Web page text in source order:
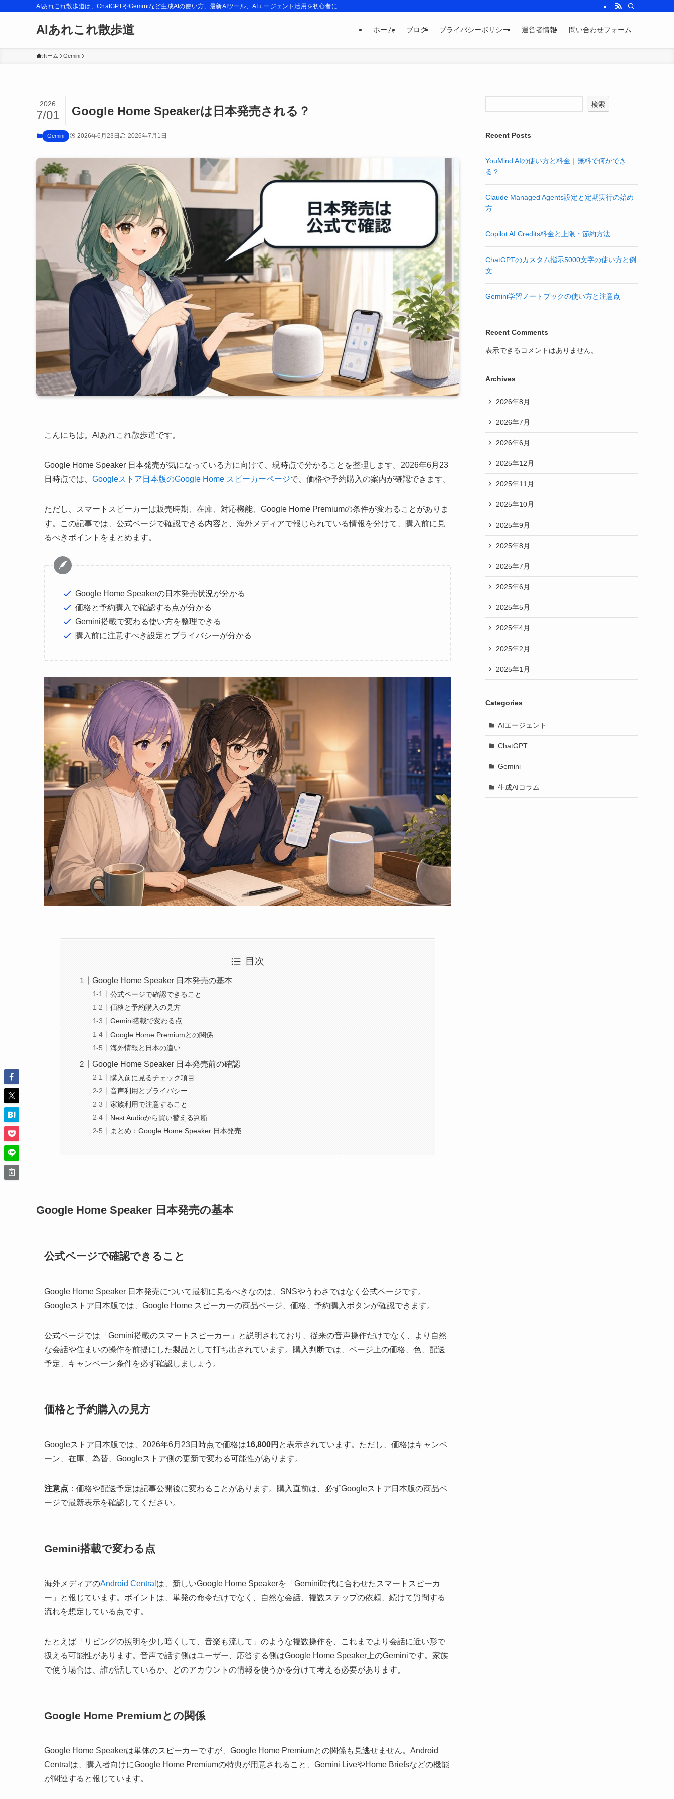
AIあれこれ散歩道は、ChatGPTやGeminiなど生成AIの使い方、最新AIツール、AIエージェント活用を初心者にもわかりやすく解説するブログです。
AIあれこれ散歩道 ホーム ブログ プライバシーポリシー 運営者情報 問い合わせフォーム
ホーム Gemini
Google Home Speakerは日本発売される？
2026
7/01
Gemini 2026年6月23日 2026年7月1日
こんにちは。AIあれこれ散歩道です。
Google Home Speaker 日本発売が気になっている方に向けて、現時点で分かることを整理します。2026年6月23
日時点では、 Googleストア日本版のGoogle Home スピーカーページで、価格や予約購入の案内が確認できます。
ただし、スマートスピーカーは販売時期、在庫、対応機能、Google Home Premiumの条件が変わることがありま
す。この記事では、公式ページで確認できる内容と、海外メディアで報じられている情報を分けて、購入前に見
るべきポイントをまとめます。
Google Home Speakerの日本発売状況が分かる
価格と予約購入で確認する点が分かる
Gemini搭載で変わる使い方を整理できる
購入前に注意すべき設定とプライバシーが分かる
目次
Google Home Speaker 日本発売の基本
公式ページで確認できること
価格と予約購入の見方
Gemini搭載で変わる点
Google Home Premiumとの関係
海外情報と日本の違い
Google Home Speaker 日本発売前の確認
購入前に見るチェック項目
音声利用とプライバシー
家族利用で注意すること
Nest Audioから買い替える判断
まとめ：Google Home Speaker 日本発売
Google Home Speaker 日本発売の基本
公式ページで確認できること
Google Home Speaker 日本発売について最初に見るべきなのは、SNSやうわさではなく公式ページです。
Googleストア日本版では、 Google Home スピーカーの商品ページ、価格、予約購入ボタンが確認できます。
公式ページでは「Gemini搭載のスマートスピーカー」と説明されており、従来の音声操作だけでなく、より自然
な会話や住まいの操作を前提にした製品として打ち出されています。購入判断では、ページ上の価格、色、配送
予定、キャンペーン条件を必ず確認しましょう。
価格と予約購入の見方
Googleストア日本版では、2026年6月23日時点で価格は16,800円 と表示されています。ただし、価格はキャンペ
ーン、在庫、為替、Googleストア側の更新で変わる可能性があります。
注意点 ：価格や配送予定は記事公開後に変わることがあります。購入直前は、必ずGoogleストア日本版の商品ペ
ージで最新表示を確認してください。
Gemini搭載で変わる点
海外メディアのAndroid Central は、新しいGoogle Home Speakerを「Gemini時代に合わせたスマートスピーカ
ー」と報じています。ポイントは、単発の命令だけでなく、自然な会話、複数ステップの依頼、続けて質問する
流れを想定している点です。
たとえば「リビングの照明を少し暗くして、音楽も流して」のような複数操作を、これまでより会話に近い形で
扱える可能性があります。音声で話す側はユーザー、応答する側はGoogle Home Speaker上のGeminiです。家族
で使う場合は、 誰が話しているか、どのアカウントの情報を使うかを分けて考える必要があります。
Google Home Premiumとの関係
Google Home Speakerは単体のスピーカーですが、Google Home Premiumとの関係も見逃せません。Android
Centralは、購入者向けにGoogle Home Premiumの特典が用意されること、Gemini LiveやHome Briefsなどの機能
が関連すると報じています。
検索
Recent Posts
YouMind AIの使い方と料金｜無料で何ができ
る？
Claude Managed Agents設定と定期実行の始め
方
Copilot AI Credits料金と上限・節約方法
ChatGPTのカスタム指示5000文字の使い方と例
文
Gemini学習ノートブックの使い方と注意点
Recent Comments
表示できるコメントはありません。
Archives
2026年8月
2026年7月
2026年6月
2025年12月
2025年11月
2025年10月
2025年9月
2025年8月
2025年7月
2025年6月
2025年5月
2025年4月
2025年2月
2025年1月
Categories
AIエージェント
ChatGPT
Gemini
生成AIコラム